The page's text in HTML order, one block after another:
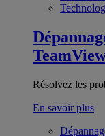
Résolvez les
En savoir plus